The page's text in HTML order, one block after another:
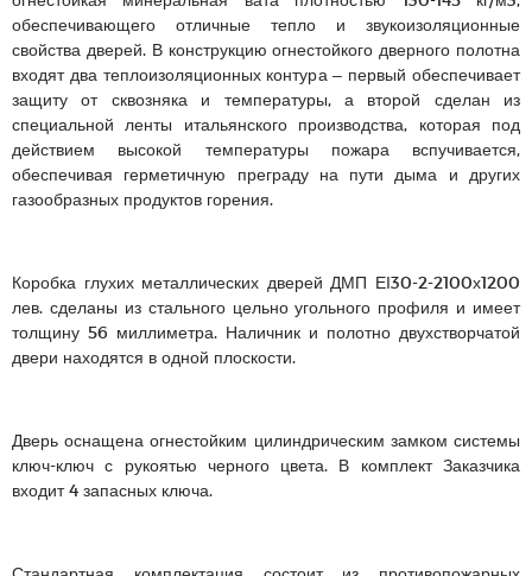
обеспечивающего отличные тепло и звукоизоляционные
свойства дверей. В конструкцию огнестойкого дверного полотна
входят два теплоизоляционных контура – первый обеспечивает
защиту от сквозняка и температуры, а второй сделан из
специальной ленты итальянского производства, которая под
действием высокой температуры пожара вспучивается,
обеспечивая герметичную преграду на пути дыма и других
газообразных продуктов горения.
Коробка глухих металлических дверей ДМП ЕІ30-2-2100х1200
лев. сделаны из стального цельно угольного профиля и имеет
толщину 56 миллиметра. Наличник и полотно двухстворчатой
двери находятся в одной плоскости.
Дверь оснащена огнестойким цилиндрическим замком системы
ключ-ключ с рукоятью черного цвета. В комплект Заказчика
входит 4 запасных ключа.